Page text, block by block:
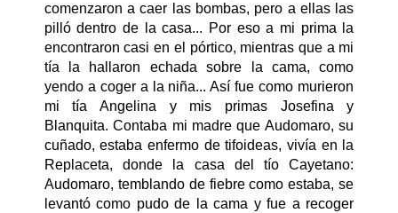
comenzaron a caer las bombas, pero a ellas las
pilló dentro de la casa... Por eso a mi prima la
encontraron casi en el pórtico, mientras que a mi
tía la hallaron echada sobre la cama, como
yendo a coger a la niña... Así fue como murieron
mi tía Angelina y mis primas Josefina y
Blanquita. Contaba mi madre que Audomaro, su
cuñado, estaba enfermo de tifoideas, vivía en la
Replaceta, donde la casa del tío Cayetano:
Audomaro, temblando de fiebre como estaba, se
levantó como pudo de la cama y fue a recoger